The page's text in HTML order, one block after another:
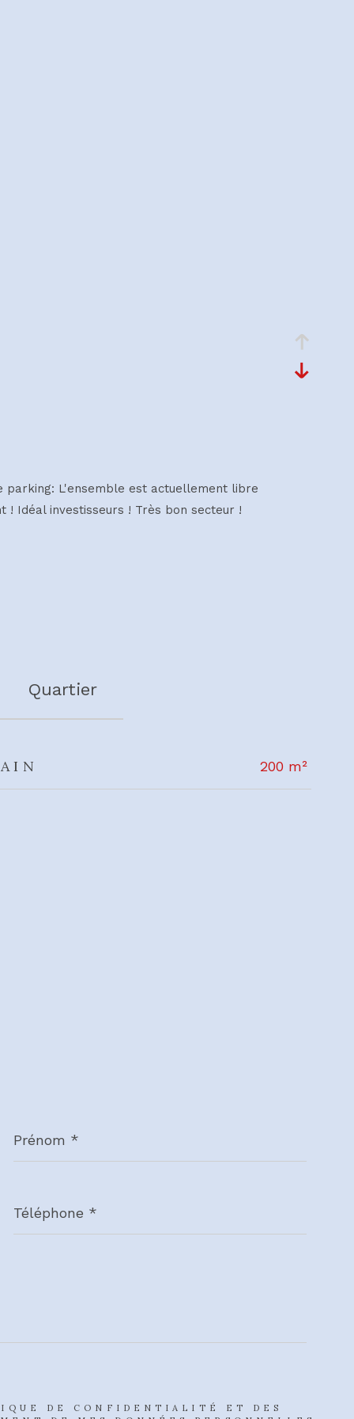
parking: L'ensemble est actuellement libre
! Idéal investisseurs ! Très bon secteur !
Quartier
200 m²
*
*
DE CONFIDENTIALITÉ ET DES